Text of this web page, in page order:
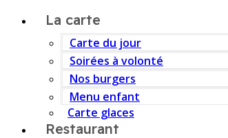
La carte
Carte du jour
Soirées à volonté
Nos burgers
Menu enfant
Carte glaces
Restaurant